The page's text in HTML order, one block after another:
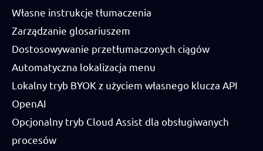
Własne instrukcje tłumaczenia
Zarządzanie glosariuszem
Dostosowywanie przetłumaczonych ciągów
Automatyczna lokalizacja menu
Lokalny tryb BYOK z użyciem własnego klucza API
OpenAI
Opcjonalny tryb Cloud Assist dla obsługiwanych
procesów